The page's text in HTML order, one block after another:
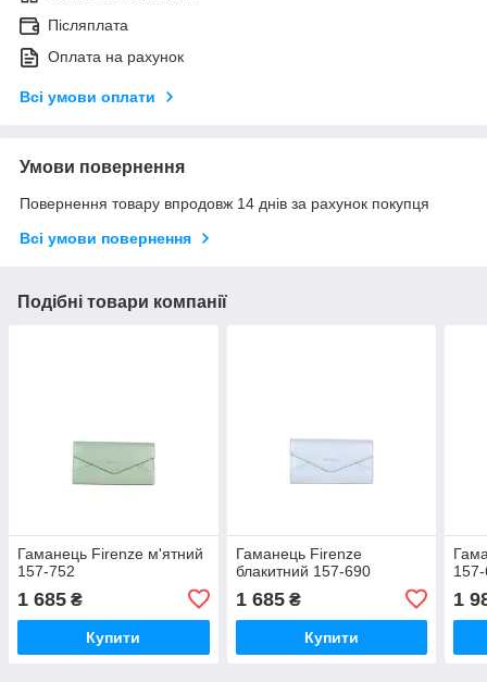
Післяплата
Оплата на рахунок
Всі умови оплати
Умови повернення
Повернення товару впродовж 14 днів за рахунок покупця
Всі умови повернення
Подібні товари компанії
Гаманець Firenze м'ятний
157-752
1 685 ₴
Купити
Гаманець Firenze
блакитний 157-690
1 685₴
Купити
1